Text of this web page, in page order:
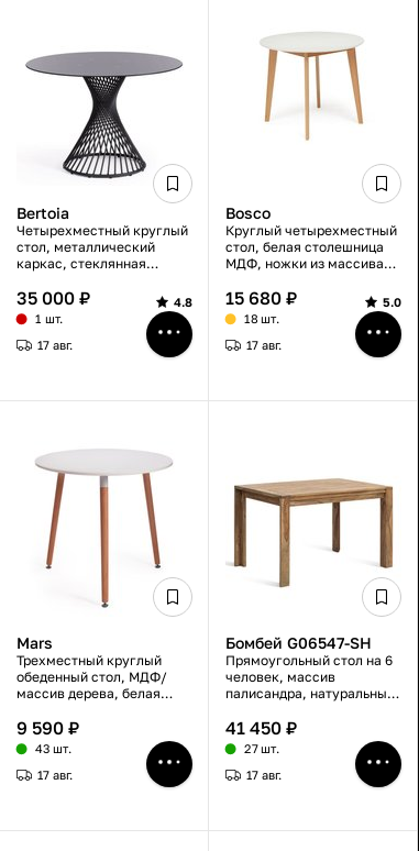
Bertoia
Четырехместный круглый
стол, металлический
каркас, стеклянная
Ø110×75 см
35 000 ₽ 4.8
1 шт.
17 авг.
Bosco
Круглый четырехместный
стол, белая столешница
МДФ, ножки из массива
15 680 ₽ 5.0
18 шт.
17 авг.
Mars
Трехместный круглый
обеденный стол, МДФ/
массив дерева, белая
ножки, 80×80×75 см
9 590 ₽
43 шт.
17 авг.
Бомбей G06547-SH
Прямоугольный стол на 6
человек, массив
палисандра, натуральный
устойчивые 4 ножки,
большой, нераскладной
41 450 ₽
27 шт.
17 авг.